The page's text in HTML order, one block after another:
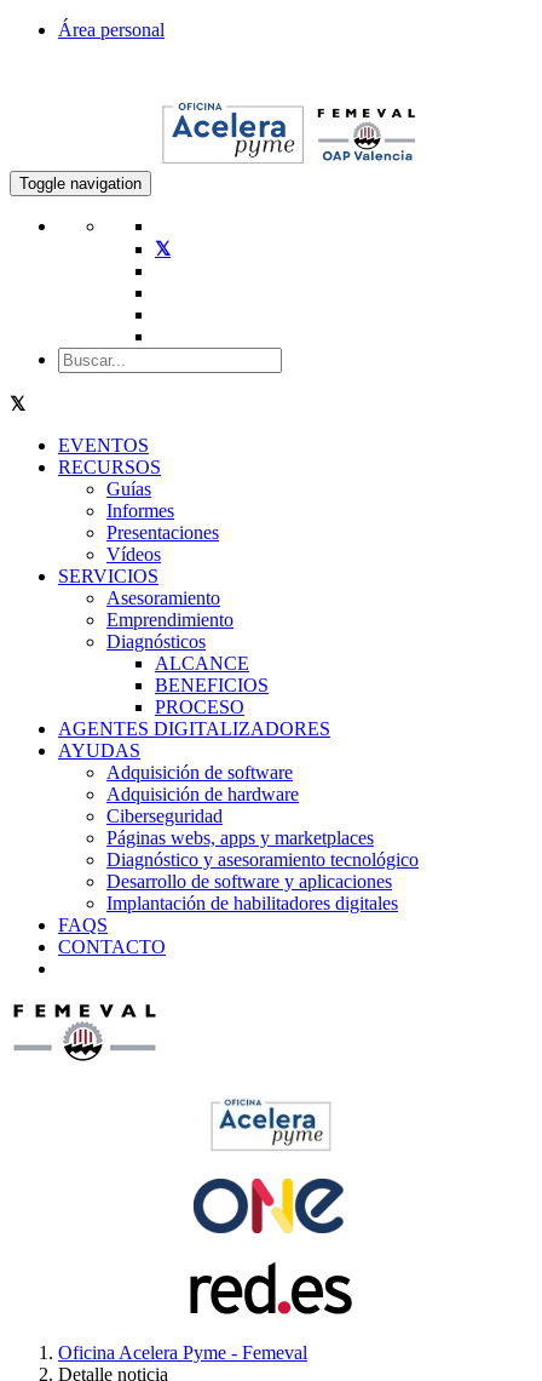
Área personal
Toggle navigation
EVENTOS
RECURSOS
Guías
Informes
Presentaciones
Vídeos
SERVICIOS
Asesoramiento
Emprendimiento
Diagnósticos
ALCANCE
BENEFICIOS
PROCESO
AGENTES DIGITALIZADORES
AYUDAS
Adquisición de software
Adquisición de hardware
Ciberseguridad
Páginas webs, apps y marketplaces
Diagnóstico y asesoramiento tecnológico
Desarrollo de software y aplicaciones
Implantación de habilitadores digitales
FAQS
CONTACTO
Oficina Acelera Pyme - Femeval
Detalle noticia